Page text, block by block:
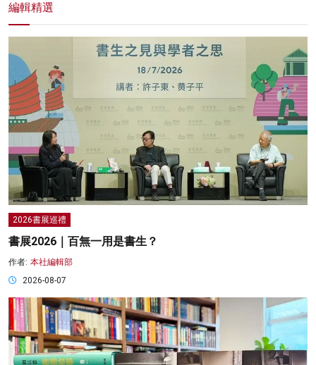
編輯精選
2026書展巡禮
書展2026｜百無一用是書生？
作者: 本社編輯部
2026-08-07